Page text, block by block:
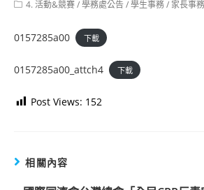
Post4. 活動&競賽/學務處公告/學生事務/ 家長事務
0157285a00 下載
0157285a00_attch4 下載
Post Views: 152
相關內容